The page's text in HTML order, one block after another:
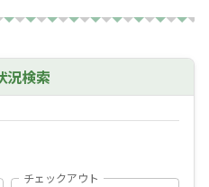
況検索
チェックアウト